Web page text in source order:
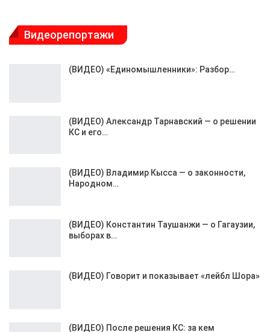
Видеорепортажи
(ВИДЕО) «Единомышленники»: Разбор…
(ВИДЕО) Александр Тарнавский — о решении
КС и его…
(ВИДЕО) Владимир Кысса — о законности,
Народном…
(ВИДЕО) Константин Таушанжи — о Гагаузии,
выборах в…
(ВИДЕО) Говорит и показывает «лейбл Шора»
(ВИДЕО) После решения КС: за кем